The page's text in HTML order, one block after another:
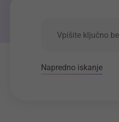
Napredno iskanje